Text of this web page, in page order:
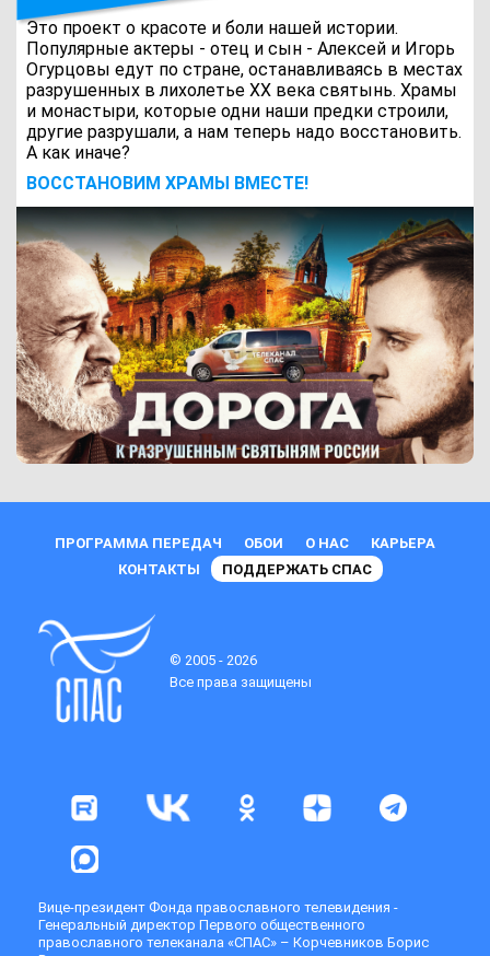
Это проект о красоте и боли нашей истории.
Популярные актеры - отец и сын - Алексей и Игорь
Огурцовы едут по стране, останавливаясь в местах
разрушенных в лихолетье ХХ века святынь. Храмы
и монастыри, которые одни наши предки строили,
другие разрушали, а нам теперь надо восстановить.
А как иначе?
ВОCСТАНОВИМ ХРАМЫ ВМЕСТЕ!
ПРОГРАММА ПЕРЕДАЧ ОБОИ О НАС
КАРЬЕРА
КОНТАКТЫ
ПОДДЕРЖАТЬ СПАС
© 2005 - 2026
Все права защищены
Вице-президент Фонда православного телевидения -
Генеральный директор Первого общественного
православного телеканала «СПАС» – Корчевников Борис